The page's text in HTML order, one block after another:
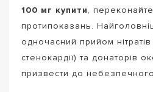
100 мг купити,
протипоказань.
одночасний прийом нітратів
стенокардії) та донаторів
призвести до небезпечного